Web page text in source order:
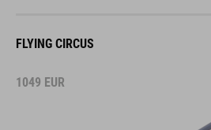
FLYING CIRCUS
1049 EUR